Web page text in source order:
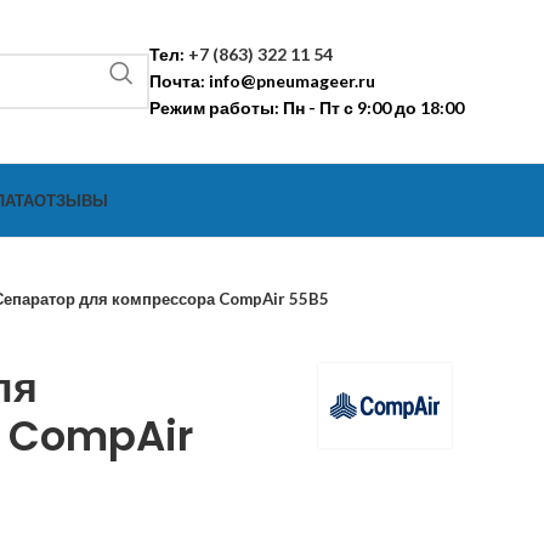
Тел: +7 (863) 322 11 54
Почта: info@pneumageer.ru
Режим работы: Пн - Пт с 9:00 до 18:00
ОТЗЫВЫ
для компрессора CompAir 55B5
CompAir